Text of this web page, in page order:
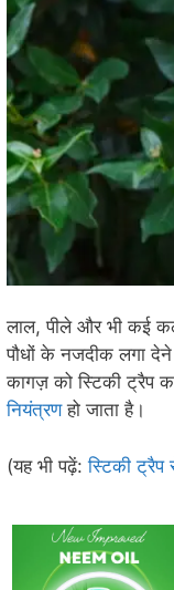
लाल, पीले और भी कई
पौधों के नजदीक लगा
कागज़ को स्टिकी ट्रैप
नियंत्रणहो जाता है।
(यह भी पढ़ें:स्टिकी ट्रैप